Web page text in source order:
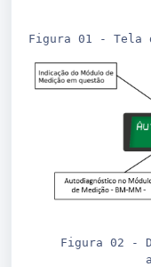
Figura 01 - Tela
Figura 02 -